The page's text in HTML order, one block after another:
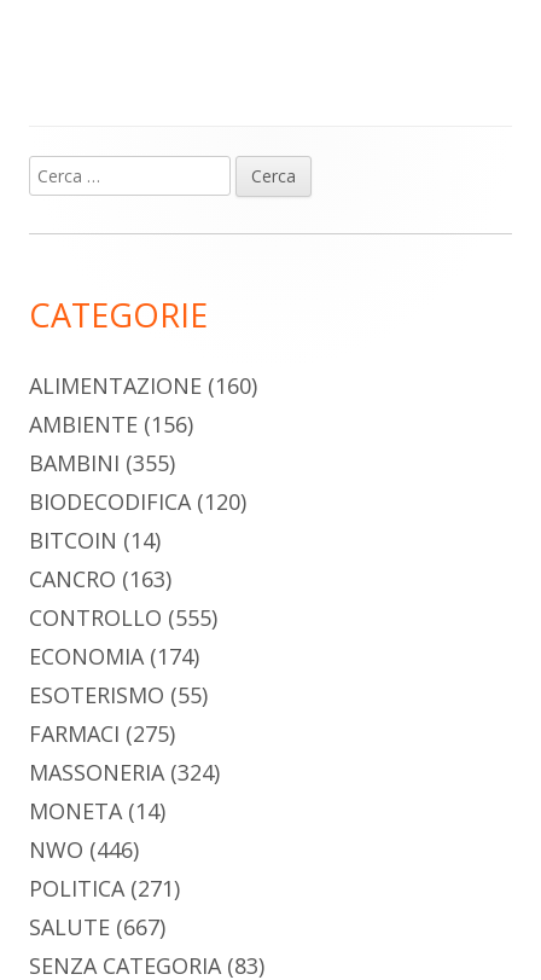
Barra
laterale
Ricerca
per:
CATEGORIE
ALIMENTAZIONE (160)
AMBIENTE (156)
BAMBINI (355)
BIODECODIFICA(120)
BITCOIN (14)
CANCRO (163)
CONTROLLO (555)
ECONOMIA(174)
ESOTERISMO (55)
FARMACI (275)
MASSONERIA(324)
MONETA(14)
NWO (446)
POLITICA(271)
SALUTE (667)
SENZA CATEGORIA(83)